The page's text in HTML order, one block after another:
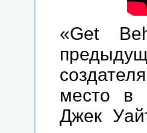
«Get
место в
Джек